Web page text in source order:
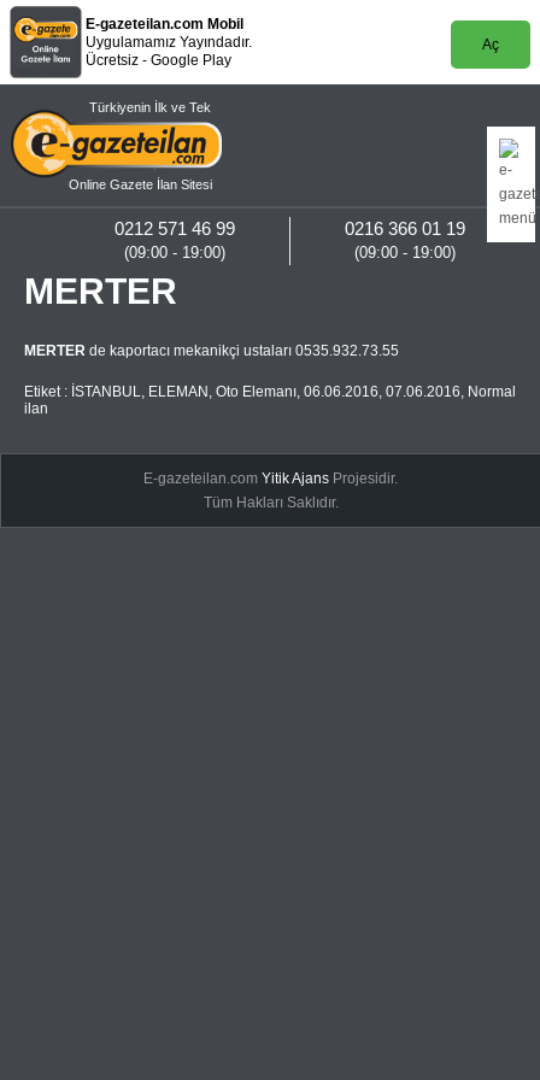
E-gazeteilan.com Mobil
Uygulamamız Yayındadır.
Ücretsiz - Google Play
Aç
Türkiyenin İlk ve Tek
Online Gazete İlan Sitesi
0216 366 01 19
(09:00 - 19:00)
0212 571 46 99
(09:00 - 19:00)
MERTER
MERTER de kaportacı mekanikçi ustaları 0535.932.73.55
Etiket : İSTANBUL, ELEMAN , Oto Elemanı, 06.06.2016, 07.06.2016, Normal
ilan
E-gazeteilan.comYitik Ajans Projesidir.
Tüm Hakları Saklıdır.